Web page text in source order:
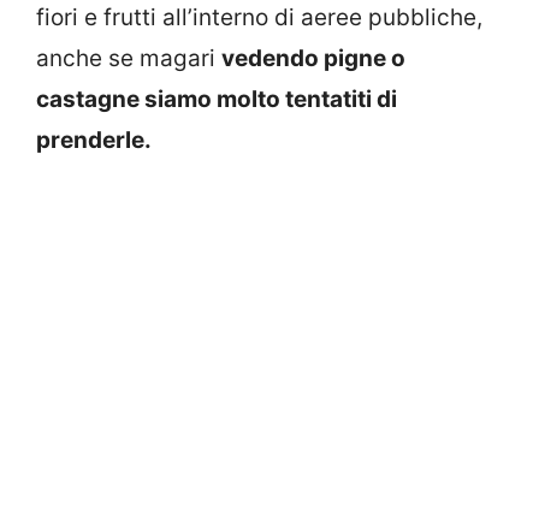
fiori e frutti all’interno di aeree pubbliche,
anche se magari vedendo pigne o
castagne siamo molto tentatiti di
prenderle.